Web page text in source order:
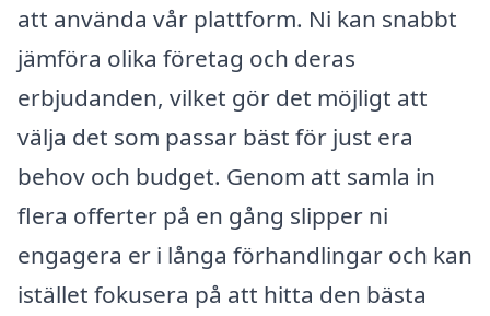
att använda vår plattform. Ni kan snabbt
jämföra olika företag och deras
erbjudanden, vilket gör det möjligt att
välja det som passar bäst för just era
behov och budget. Genom att samla in
flera offerter på en gång slipper ni
engagera er i långa förhandlingar och kan
istället fokusera på att hitta den bästa